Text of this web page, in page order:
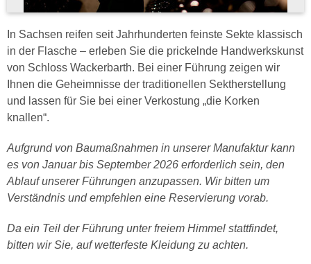
In Sachsen reifen seit Jahrhunderten feinste Sekte klassisch
in der Flasche – erleben Sie die prickelnde Handwerkskunst
von Schloss Wackerbarth. Bei einer Führung zeigen wir
Ihnen die Geheimnisse der traditionellen Sektherstellung
und lassen für Sie bei einer Verkostung „die Korken
knallen“.
Aufgrund von Baumaßnahmen in unserer Manufaktur kann
es von Januar bis September 2026 erforderlich sein, den
Ablauf unserer Führungen anzupassen. Wir bitten um
Verständnis und empfehlen eine Reservierung vorab.
Da ein Teil der Führung unter freiem Himmel stattfindet,
bitten wir Sie, auf wetterfeste Kleidung zu achten.